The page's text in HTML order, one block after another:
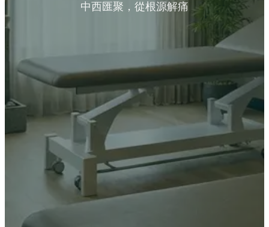
中西匯聚，從根源解痛